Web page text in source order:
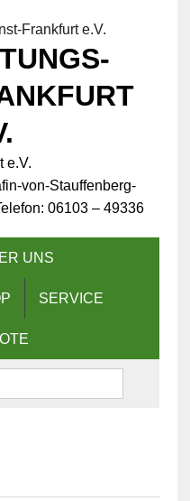
e.V.
von-Stauffenberg-
06103 – 49336
UNS
SERVICE